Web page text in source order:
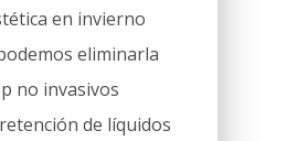
en invierno
eliminarla
no invasivos
de líquidos